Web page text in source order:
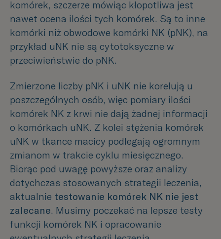
komórek, szczerze mówiąc kłopotliwa jest
nawet ocena ilości tych komórek. Są to inne
komórki niż obwodowe komórki NK (pNK), na
przykład uNK nie są cytotoksyczne w
przeciwieństwie do pNK.
Zmierzone liczby pNK i uNK nie korelują u
poszczególnych osób, więc pomiary ilości
komórek NK z krwi nie dają żadnej informacji
o komórkach uNK. Z kolei stężenia komórek
uNK w tkance macicy podlegają ogromnym
zmianom w trakcie cyklu miesięcznego.
Biorąc pod uwagę powyższe oraz analizy
dotychczas stosowanych strategii leczenia,
aktualnie testowanie komórek NK nie jest
zalecane. Musimy poczekać na lepsze testy
funkcji komórek NK i opracowanie